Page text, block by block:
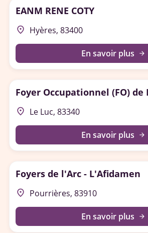
EANM RENE COTY
place Hyères, 83400
En savoir plus arrow_forward
Foyer Occupationnel (FO) de
place Le Luc, 83340
En savoir plus arrow_forward
Foyers de l'Arc - L'Afidamen
place Pourrières, 83910
En savoir plus arrow_forward